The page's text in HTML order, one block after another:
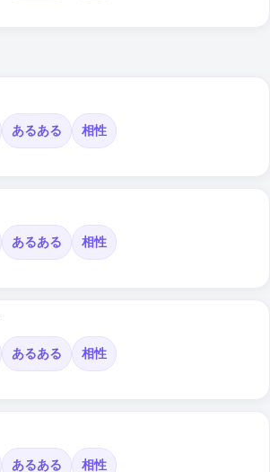
あるある 相性
あるある 相性
あるある 相性
あるある 相性